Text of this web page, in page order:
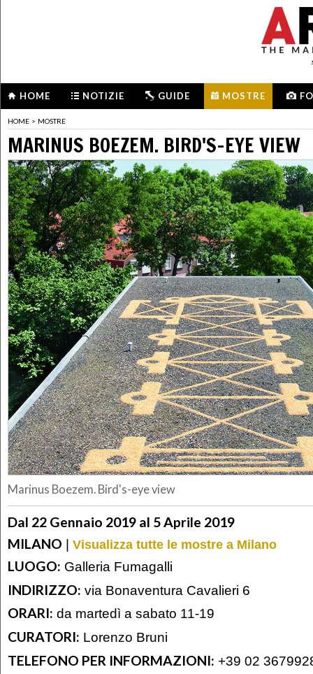
HOME NOTIZIE GUIDE MOSTRE
HOME > MOSTRE
MARINUS BOEZEM. BIRD'S-EYE VIEW
Marinus Boezem. Bird's-eye view
Dal 22 Gennaio 2019 al 5 Aprile 2019
MILANO | Visualizza tutte le mostre a Milano
LUOGO: Galleria Fumagalli
INDIRIZZO: via Bonaventura Cavalieri 6
ORARI: da martedì a sabato 11-19
CURATORI: Lorenzo Bruni
TELEFONO PER INFORMAZIONI: +39 02